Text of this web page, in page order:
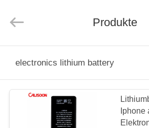
PRODUKTE
VIDEOS
Electronics
Produkte
electronics lithium battery
Iphone